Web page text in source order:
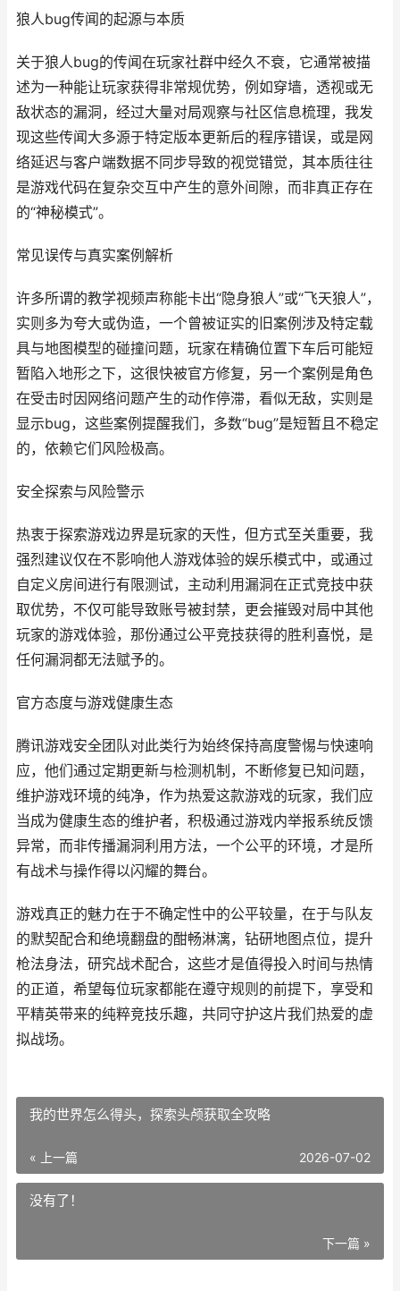
狼人bug传闻的起源与本质
关于狼人bug的传闻在玩家社群中经久不衰，它通常被描
述为一种能让玩家获得非常规优势，例如穿墙，透视或无
敌状态的漏洞，经过大量对局观察与社区信息梳理，我发
现这些传闻大多源于特定版本更新后的程序错误，或是网
络延迟与客户端数据不同步导致的视觉错觉，其本质往往
是游戏代码在复杂交互中产生的意外间隙，而非真正存在
的“神秘模式”。
常见误传与真实案例解析
许多所谓的教学视频声称能卡出“隐身狼人”或“飞天狼人”，
实则多为夸大或伪造，一个曾被证实的旧案例涉及特定载
具与地图模型的碰撞问题，玩家在精确位置下车后可能短
暂陷入地形之下，这很快被官方修复，另一个案例是角色
在受击时因网络问题产生的动作停滞，看似无敌，实则是
显示bug，这些案例提醒我们，多数“bug”是短暂且不稳定
的，依赖它们风险极高。
安全探索与风险警示
热衷于探索游戏边界是玩家的天性，但方式至关重要，我
强烈建议仅在不影响他人游戏体验的娱乐模式中，或通过
自定义房间进行有限测试，主动利用漏洞在正式竞技中获
取优势，不仅可能导致账号被封禁，更会摧毁对局中其他
玩家的游戏体验，那份通过公平竞技获得的胜利喜悦，是
任何漏洞都无法赋予的。
官方态度与游戏健康生态
腾讯游戏安全团队对此类行为始终保持高度警惕与快速响
应，他们通过定期更新与检测机制，不断修复已知问题，
维护游戏环境的纯净，作为热爱这款游戏的玩家，我们应
当成为健康生态的维护者，积极通过游戏内举报系统反馈
异常，而非传播漏洞利用方法，一个公平的环境，才是所
有战术与操作得以闪耀的舞台。
游戏真正的魅力在于不确定性中的公平较量，在于与队友
的默契配合和绝境翻盘的酣畅淋漓，钻研地图点位，提升
枪法身法，研究战术配合，这些才是值得投入时间与热情
的正道，希望每位玩家都能在遵守规则的前提下，享受和
平精英带来的纯粹竞技乐趣，共同守护这片我们热爱的虚
拟战场。
我的世界怎么得头，探索头颅获取全攻略
« 上一篇 2026-07-02
没有了！
下一篇 »